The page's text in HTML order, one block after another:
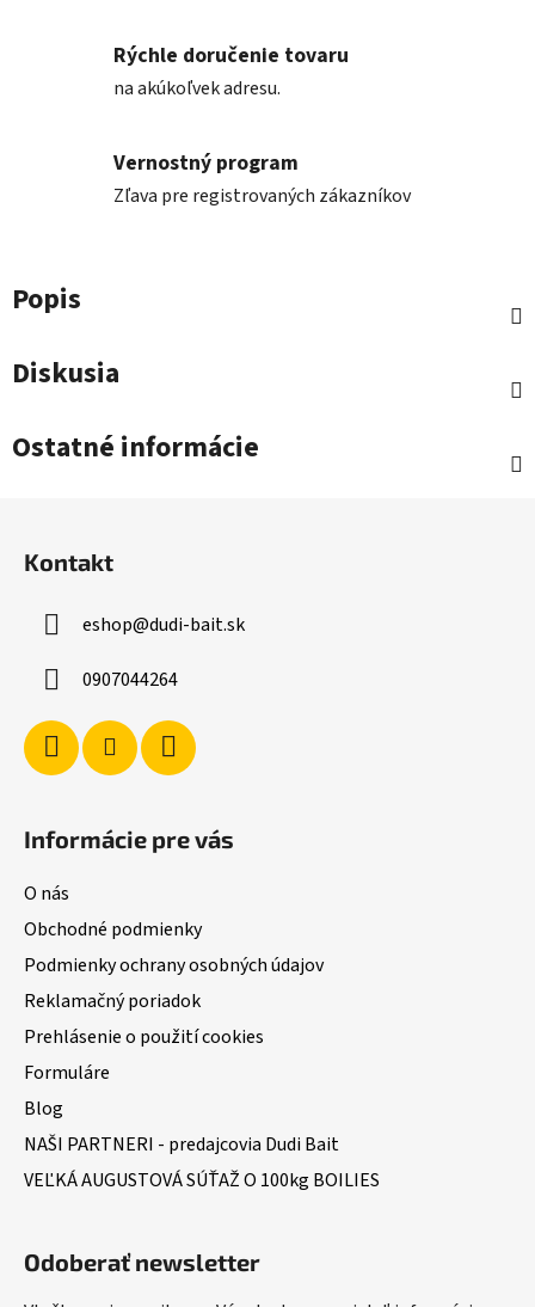
Rýchle doručenie tovaru
na akúkoľvek adresu.
Vernostný program
Zľava pre registrovaných zákazníkov
Popis
Diskusia
Ostatné informácie
Kontakt
eshop@dudi-bait.sk
0907044264
Informácie pre vás
O nás
Obchodné podmienky
Podmienky ochrany osobných údajov
Reklamačný poriadok
Prehlásenie o použití cookies
Formuláre
Blog
NAŠI PARTNERI - predajcovia Dudi Bait
VEĽKÁ AUGUSTOVÁ SÚŤAŽ O 100kg BOILIES
Odoberať newsletter